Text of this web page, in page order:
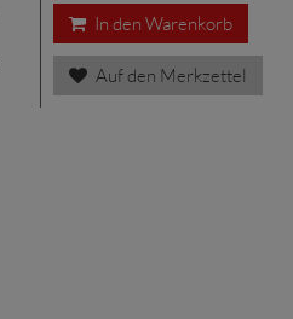
In den Warenkorb
Auf den Merkzettel